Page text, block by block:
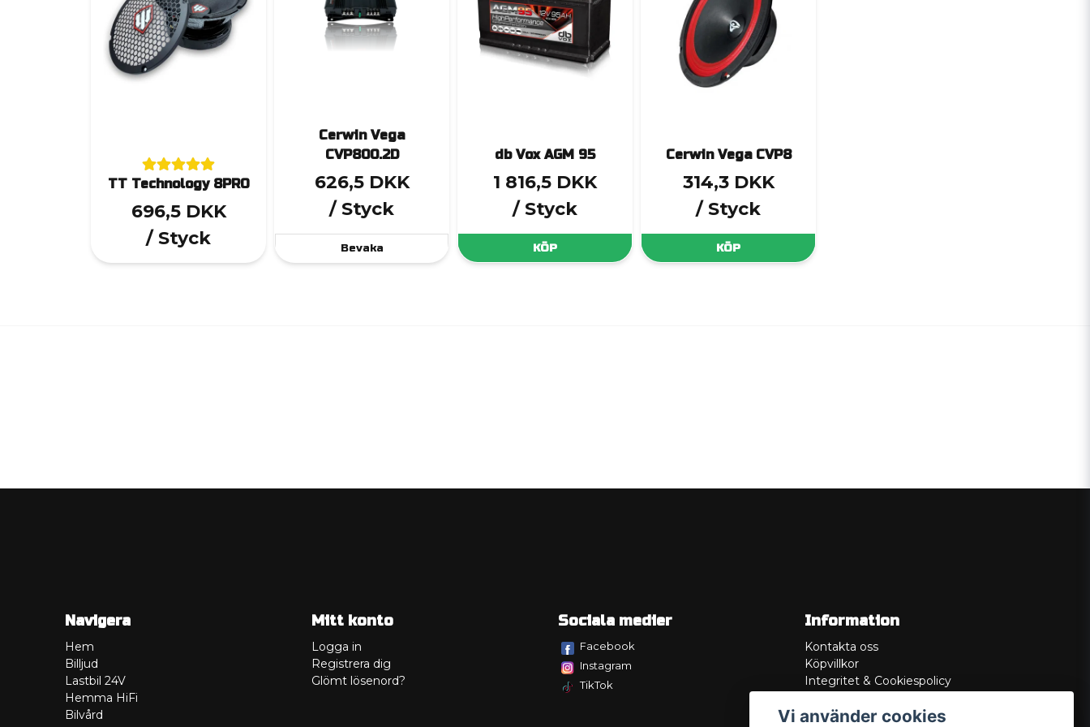
TT Technology 8PRO
696,5 DKK
/ Styck
Cerwin Vega
CVP800.2D
626,5 DKK
/ Styck
Bevaka
db Vox AGM 95
1 816,5 DKK
/ Styck
KÖP
Cerwin Vega CVP8
314,3 DKK
/ Styck
KÖP
Navigera
Hem
Billjud
Lastbil 24V
Hemma HiFi
Bilvård
Mitt konto
Logga in
Registrera dig
Glömt lösenord?
Sociala medier
Facebook
Instagram
TikTok
Information
Kontakta oss
Köpvillkor
Integritet & Cookiespolicy
Service/Garanti
Vi använder cookies